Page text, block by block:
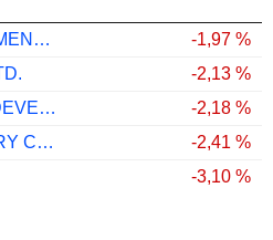
GALAXY ENTERTAINMENT GROUP LIMITED
-1,97 %
-2,13 %
HENDERSON LAND DEVELOPMENT COMPANY LIMITED
-2,18 %
CHINA MENGNIU DAIRY COMPANY LIMITED
-2,41 %
-3,10 %